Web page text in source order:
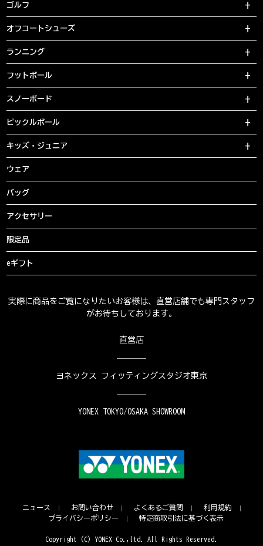
ゴルフ
オフコートシューズ
ランニング
フットボール
スノーボード
ピックルボール
キッズ・ジュニア
ウェア
バッグ
アクセサリー
限定品
eギフト
実際に商品をご覧になりたいお客様は、直営店舗でも専門スタッフ
がお待ちしております。
直営店
ヨネックス フィッティングスタジオ東京
YONEX TOKYO/OSAKA SHOWROOM
ニュース お問い合わせ よくあるご質問
利用規約
プライバシーポリシー
特定商取引法に基づく表示
Copyright (C) YONEX Co.,ltd. All Rights Reserved.